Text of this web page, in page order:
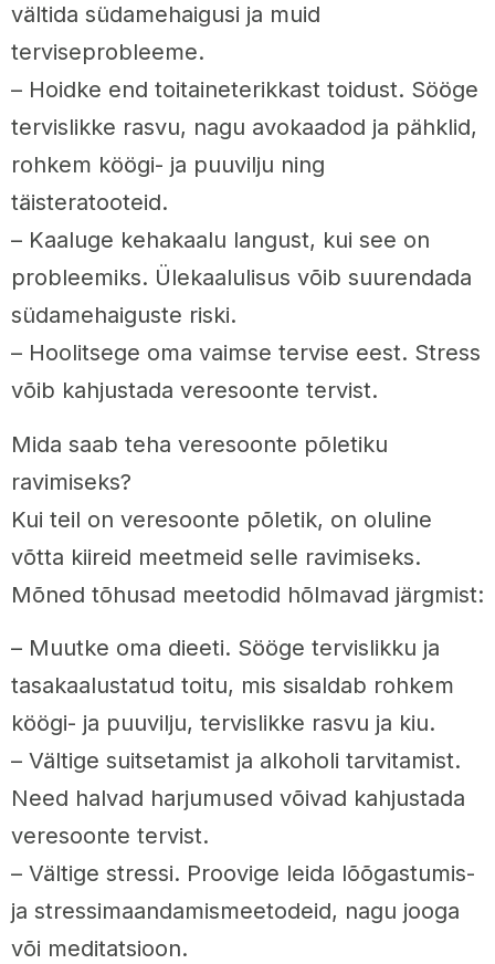
vältida südamehaigusi ja muid
terviseprobleeme.
– Hoidke end toitaineterikkast toidust. Sööge
tervislikke rasvu, nagu avokaadod ja pähklid,
rohkem köögi- ja puuvilju ning
täisteratooteid.
– Kaaluge kehakaalu langust, kui see on
probleemiks. Ülekaalulisus võib suurendada
südamehaiguste riski.
– Hoolitsege oma vaimse tervise eest. Stress
võib kahjustada veresoonte tervist.
Mida saab teha veresoonte põletiku
ravimiseks?
Kui teil on veresoonte põletik, on oluline
võtta kiireid meetmeid selle ravimiseks.
Mõned tõhusad meetodid hõlmavad järgmist:
– Muutke oma dieeti. Sööge tervislikku ja
tasakaalustatud toitu, mis sisaldab rohkem
köögi- ja puuvilju, tervislikke rasvu ja kiu.
– Vältige suitsetamist ja alkoholi tarvitamist.
Need halvad harjumused võivad kahjustada
veresoonte tervist.
– Vältige stressi. Proovige leida lõõgastumis-
ja stressimaandamismeetodeid, nagu jooga
või meditatsioon.